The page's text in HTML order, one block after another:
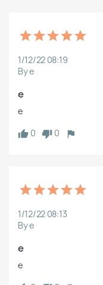
1/12/22 08:19
By e
e
e
0
0
1/12/22 08:13
By e
e
e